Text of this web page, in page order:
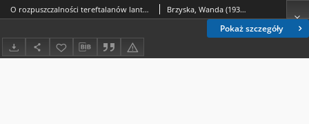
Pokaż szczegóły
O rozpuszczalności tereftalanów lantanowców lekkich i itru Brzyska, Wanda (1931- ).